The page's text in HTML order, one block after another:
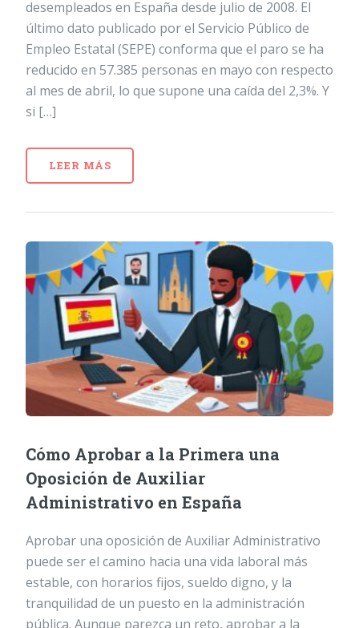
desempleados en España desde julio de 2008. El
último dato publicado por el Servicio Público de
Empleo Estatal (SEPE) conforma que el paro se ha
reducido en 57.385 personas en mayo con respecto
al mes de abril, lo que supone una caída del 2,3%. Y
si […]
LEER MÁS
Cómo Aprobar a la Primera una
Oposición de Auxiliar
Administrativo en España
Aprobar una oposición de Auxiliar Administrativo
puede ser el camino hacia una vida laboral más
estable, con horarios fijos, sueldo digno, y la
tranquilidad de un puesto en la administración
pública. Aunque parezca un reto, aprobar a la